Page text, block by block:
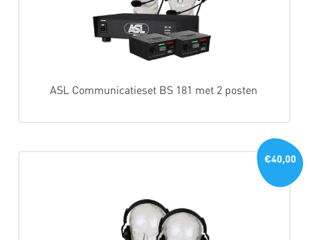
ASL Communicatieset BS 181 met 2 posten
€40,00